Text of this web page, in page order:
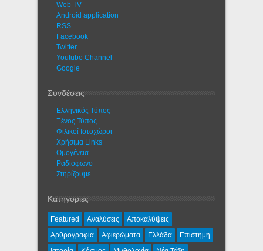
Web TV
Android application
RSS
Facebook
Twitter
Youtube Channel
Google+
Συνδέσεις
Ελληνικός Τύπος
Ξένος Τύπος
Φιλικοί Ιστοχώροι
Χρήσιμα Links
Ομογένεια
Ραδιόφωνο
Στηρίζουμε
Κατηγορίες
Featured Αναλύσεις
Αποκαλύψεις
Αρθρογραφία
Αφιερώματα Ελλάδα
Επιστήμη